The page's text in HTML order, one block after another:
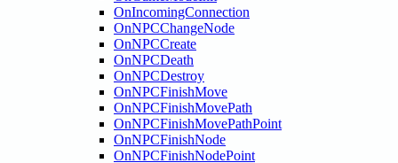
OnIncomingConnection
OnNPCChangeNode
OnNPCCreate
OnNPCDeath
OnNPCDestroy
OnNPCFinishMove
OnNPCFinishMovePath
OnNPCFinishMovePathPoint
OnNPCFinishNode
OnNPCFinishNodePoint